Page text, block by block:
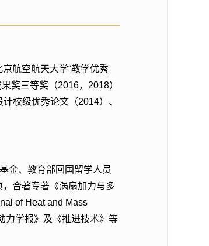
航空航天大学“教学优秀
奖三等奖（2016，2018）
校级优秀论文（2014）、
金、教育部回国留学人员
合著专著《涡扇加力与多
of Heat and Mass
力学报》及《推进技术》等